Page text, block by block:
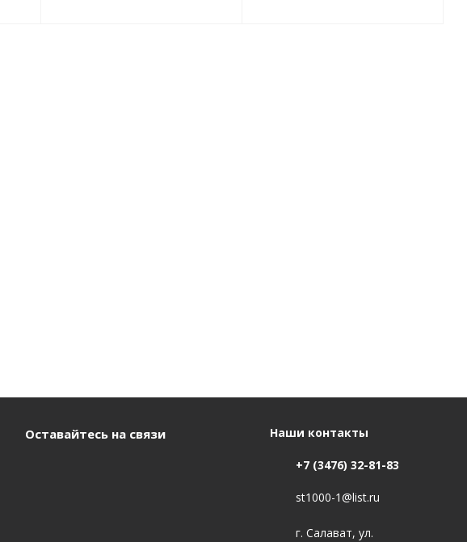
Оставайтесь на связи Наши контакты
+7 (3476) 32-81-83
st1000-1@list.ru
г. Салават, ул.